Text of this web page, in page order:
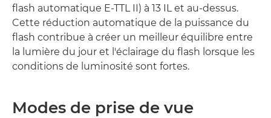
flash automatique E-TTL II) à 13 IL et au-dessus.
Cette réduction automatique de la puissance du
flash contribue à créer un meilleur équilibre entre
la lumière du jour et l'éclairage du flash lorsque les
conditions de luminosité sont fortes.
Modes de prise de vue